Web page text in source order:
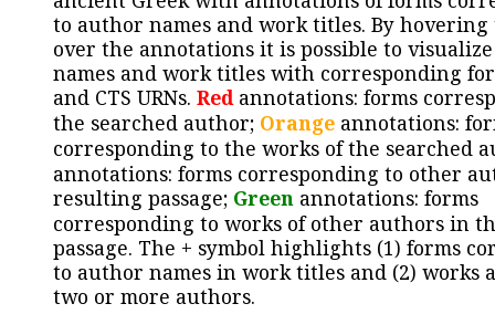
to author names and work titles. By hovering
over the annotations it is possible to
names and work titles with corresponding
and CTS URNs. Redannotations: forms
the searched author; Orange annotations:
corresponding to the works of the searched
annotations: forms corresponding to other
resulting passage; Green annotations: forms
corresponding to works of other authors in
passage. The + symbol highlights (1) forms
to author names in work titles and (2) works
two or more authors.